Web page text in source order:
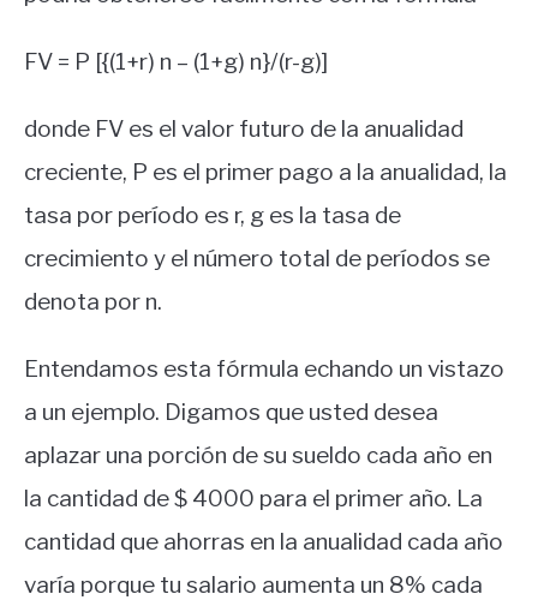
FV = P [{(1+r) n – (1+g) n}/(r-g)]
donde FV es el valor futuro de la anualidad
creciente, P es el primer pago a la anualidad, la
tasa por período es r, g es la tasa de
crecimiento y el número total de períodos se
denota por n.
Entendamos esta fórmula echando un vistazo
a un ejemplo. Digamos que usted desea
aplazar una porción de su sueldo cada año en
la cantidad de $ 4000 para el primer año. La
cantidad que ahorras en la anualidad cada año
varía porque tu salario aumenta un 8% cada